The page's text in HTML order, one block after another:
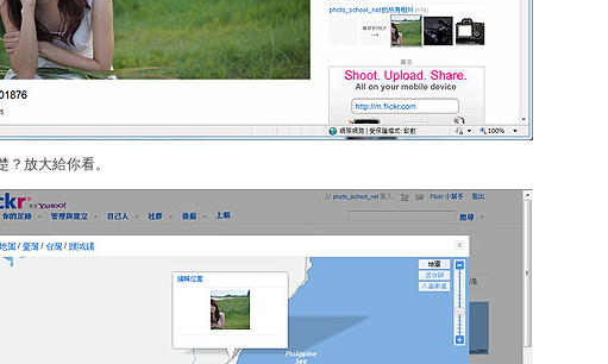
放大給你看。